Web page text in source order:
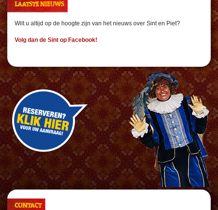
LAATSTE NIEUWS
Wilt u altijd op de hoogte zijn van het nieuws over Sint en Piet?
Volg dan de Sint op Facebook!
CONTACT